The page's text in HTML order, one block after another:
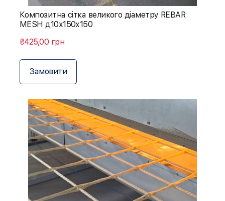
Композитна сітка великого діаметру REBAR
MESH д10х150х150
₴425,00 грн
Замовити